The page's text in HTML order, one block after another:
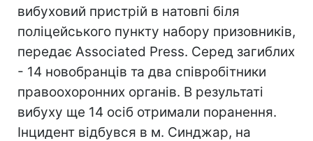
вибуховий пристрій в натовпі біля
поліцейського пункту набору призовників,
передає Associated Press. Серед загиблих
- 14 новобранців та два співробітники
правоохоронних органів. В результаті
вибуху ще 14 осіб отримали поранення.
Інцидент відбувся в м. Синджар, на